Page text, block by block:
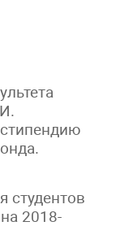
студентов
2018-